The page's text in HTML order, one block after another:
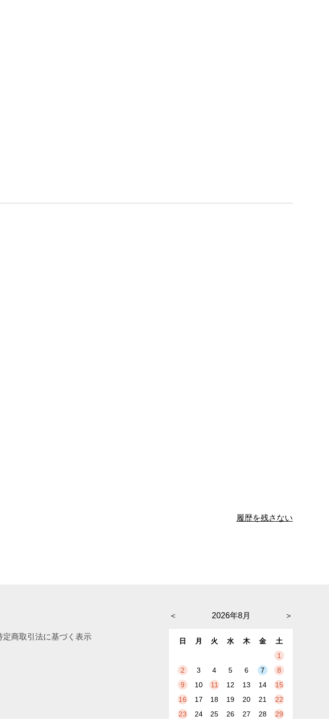
履歴を残さない
定商取引法に基づく表示
＜ ＞
2026年8月
日 月 火 水 木 金
土
1
2
3 4 5 6 7
8
9
10 11 12 13 14
15
16
17 18 19 20 21
22
23
24 25 26 27 28 29